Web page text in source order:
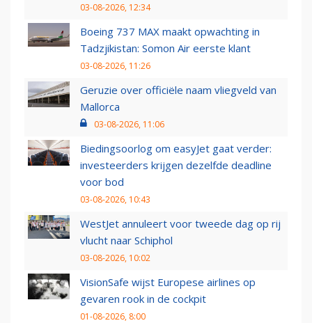
03-08-2026, 12:34
Boeing 737 MAX maakt opwachting in
Tadzjikistan: Somon Air eerste klant
03-08-2026, 11:26
Geruzie over officiële naam vliegveld van
Mallorca
03-08-2026, 11:06
Biedingsoorlog om easyJet gaat verder:
investeerders krijgen dezelfde deadline
voor bod
03-08-2026, 10:43
WestJet annuleert voor tweede dag op rij
vlucht naar Schiphol
03-08-2026, 10:02
VisionSafe wijst Europese airlines op
gevaren rook in de cockpit
01-08-2026, 8:00